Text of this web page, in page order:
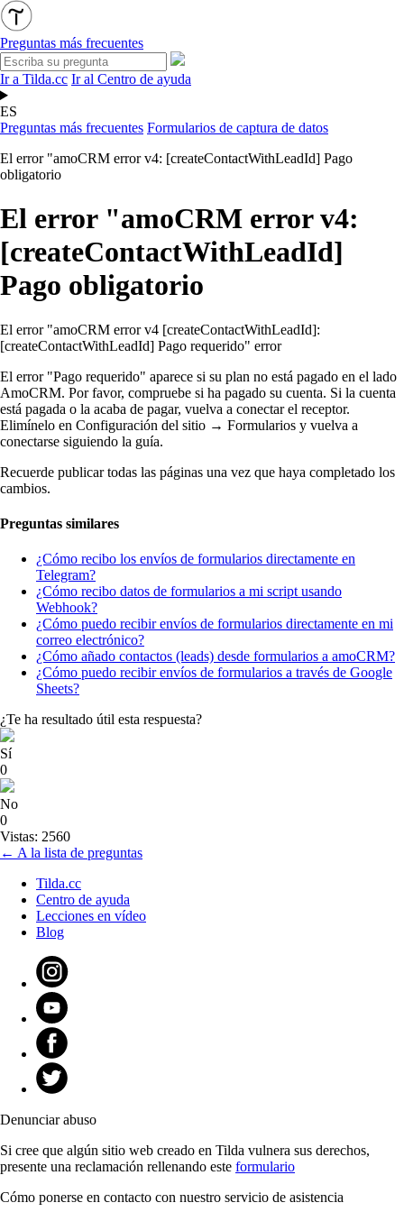
Preguntas más frecuentes
Ir a Tilda.cc Ir al Centro de ayuda
ES
Preguntas más frecuentes Formularios de captura de datos
El error "amoCRM error v4: [createContactWithLeadId] Pago
obligatorio
El error "amoCRM error v4:
[createContactWithLeadId]
Pago obligatorio
El error "amoCRM error v4 [createContactWithLeadId]:
[createContactWithLeadId] Pago requerido" error
El error "Pago requerido" aparece si su plan no está pagado en el lado
AmoCRM. Por favor, compruebe si ha pagado su cuenta. Si la cuenta
está pagada o la acaba de pagar, vuelva a conectar el receptor.
Elimínelo en Configuración del sitio → Formularios y vuelva a
conectarse siguiendo la guía.
Recuerde publicar todas las páginas una vez que haya completado los
cambios.
Preguntas similares
¿Cómo recibo los envíos de formularios directamente en
Telegram?
¿Cómo recibo datos de formularios a mi script usando
Webhook?
¿Cómo puedo recibir envíos de formularios directamente en mi
correo electrónico?
¿Cómo añado contactos (leads) desde formularios a amoCRM?
¿Cómo puedo recibir envíos de formularios a través de Google
Sheets?
¿Te ha resultado útil esta respuesta?
Sí
0
No
0
Vistas: 2560
← A la lista de preguntas
Tilda.cc
Centro de ayuda
Lecciones en vídeo
Blog
Denunciar abuso
Si cree que algún sitio web creado en Tilda vulnera sus derechos,
presente una reclamación rellenando este formulario
Cómo ponerse en contacto con nuestro servicio de asistencia